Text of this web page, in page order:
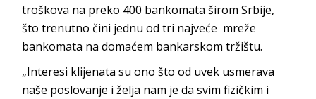
troškova na preko 400 bankomata širom Srbije,
što trenutno čini jednu od tri najveće mreže
bankomata na domaćem bankarskom tržištu.
„Interesi klijenata su ono što od uvek usmerava
naše poslovanje i želja nam je da svim fizičkim i